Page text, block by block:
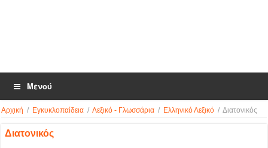
Μενού
Αρχική / Εγκυκλοπαίδεια / Λεξικό - Γλωσσάρια / Ελληνικό Λεξικό / Διατονικός
Διατονικός